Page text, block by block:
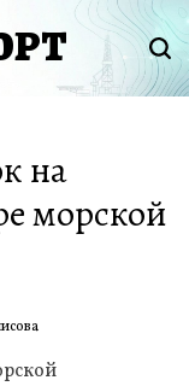
на
морской